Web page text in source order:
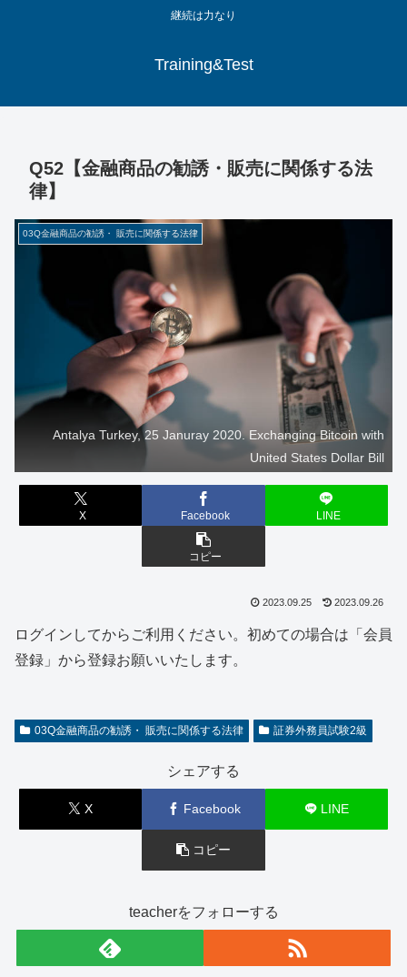
継続は力なり
Training&Test
Q52【金融商品の勧誘・販売に関係する法
律】
03Q金融商品の勧誘・ 販売に関係する法律
Antalya Turkey, 25 Januray 2020. Exchanging Bitcoin with
United States Dollar Bill
X Facebook LINE
コピー
2023.09.25 2023.09.26
ログインしてからご利用ください。初めての場合は「会員
登録」から登録お願いいたします。
03Q金融商品の勧誘・ 販売に関係する法律 証券外務員試験2級
シェアする
X Facebook LINE
コピー
teacherをフォローする